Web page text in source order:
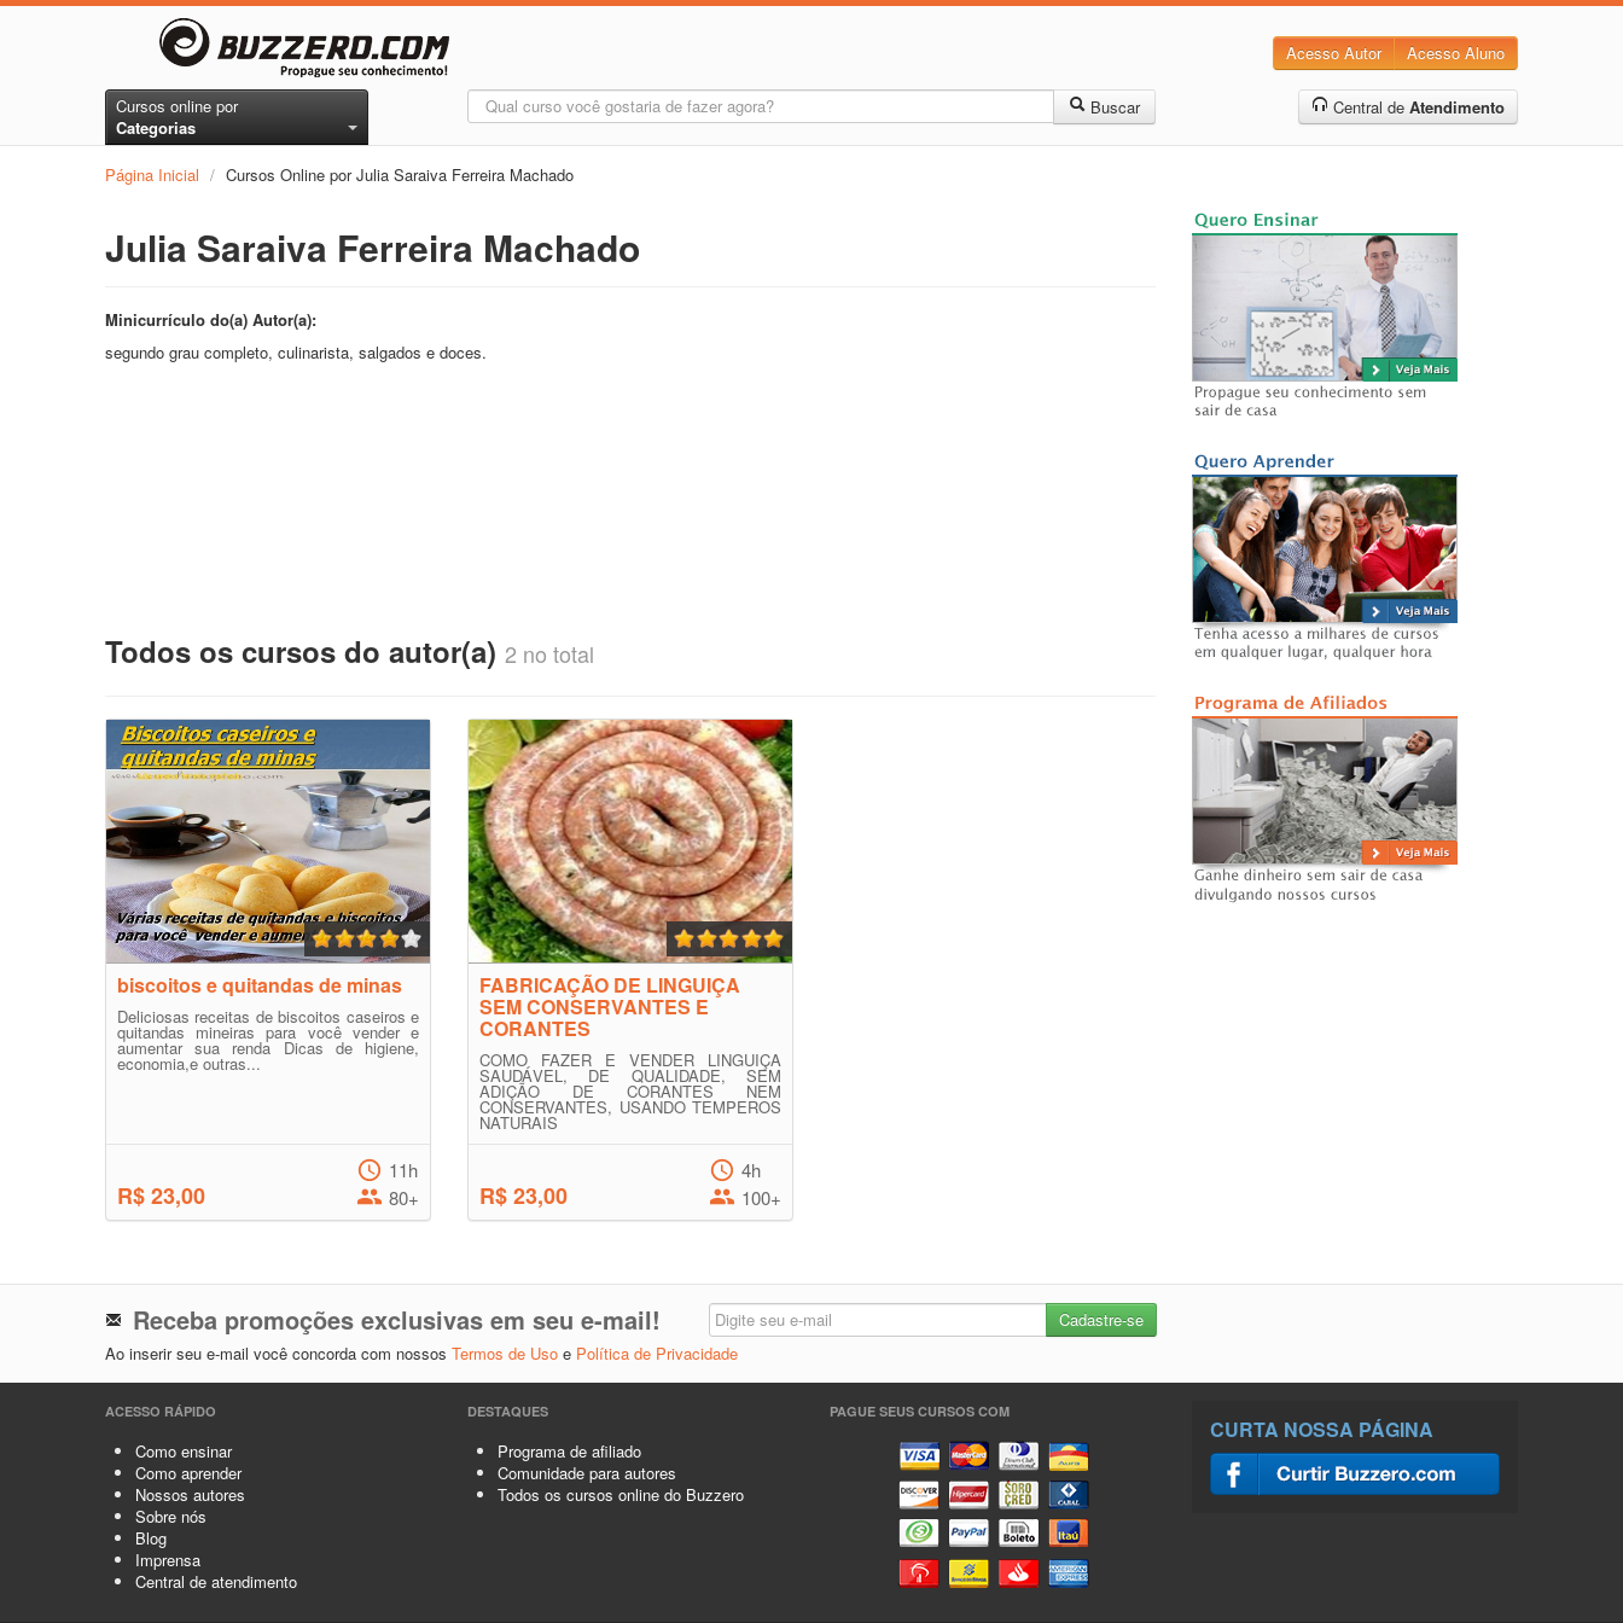
Acesso Autor Acesso Aluno
Cursos online por
Categorias
Buscar Central de Atendimento
Página Inicial / Cursos Online por Julia Saraiva Ferreira Machado
Julia Saraiva Ferreira Machado
Minicurrículo do(a) Autor(a):
segundo grau completo, culinarista, salgados e doces.
Todos os cursos do autor(a) 2 no total
biscoitos e quitandas de minas
Deliciosas receitas de biscoitos caseiros e
quitandas mineiras para você vender e
aumentar sua renda Dicas de higiene,
economia,e outras...
R$ 23,00
11h
80+
FABRICAÇÃO DE LINGUIÇA
SEM CONSERVANTES E
CORANTES
COMO FAZER E VENDER LINGUIÇA
SAUDÁVEL, DE QUALIDADE, SEM
ADIÇÃO DE CORANTES NEM
CONSERVANTES, USANDO TEMPEROS
NATURAIS
R$ 23,00
4h
100+
Receba promoções exclusivas em seu e-mail!
Ao inserir seu e-mail você concorda com nossos Termos de Uso e Política de Privacidade
ACESSO RÁPIDO
Como ensinar
Como aprender
Nossos autores
Sobre nós
Blog
Imprensa
Central de atendimento
DESTAQUES
Programa de afiliado
Comunidade para autores
Todos os cursos online do Buzzero
PAGUE SEUS CURSOS COM
CURTA NOSSA PÁGINA